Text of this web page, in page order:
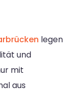
legen
und
mit
aus